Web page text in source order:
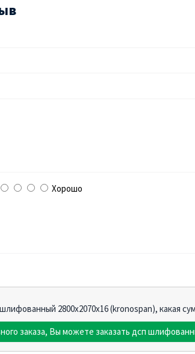
Хорошо
2800х2070х16 (kronospan), какая
заказа, Вы можете заказать дсп